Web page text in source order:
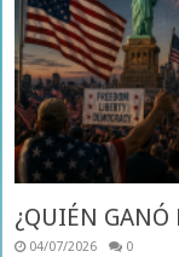
¿QUIÉN GANÓ
04/07/2026 0